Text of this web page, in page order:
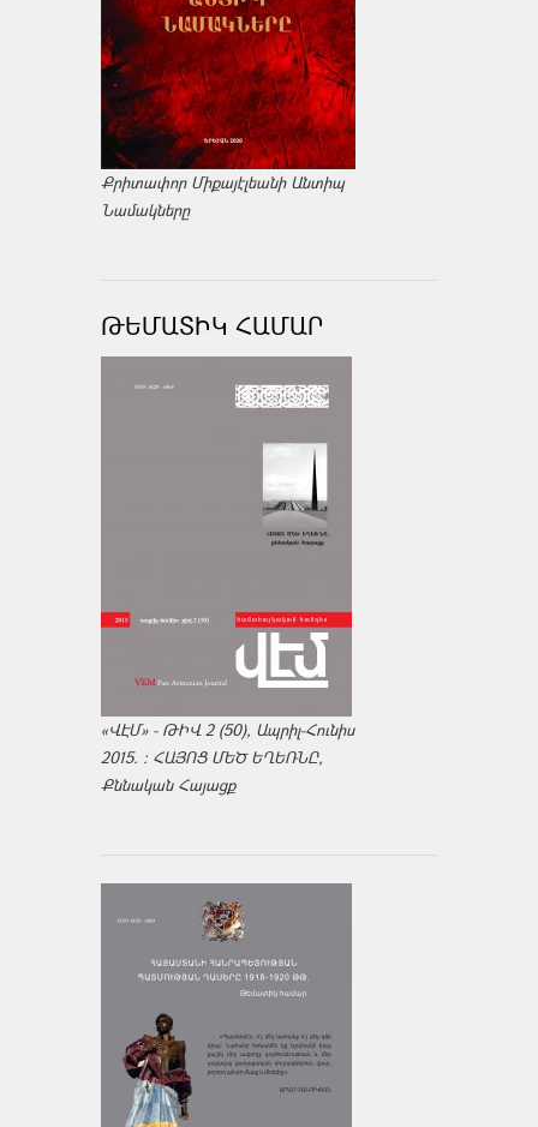
Քրիտափոր Միքայէլեանի Անտիպ
Նամակները
ԹԵՄԱՏԻԿ ՀԱՄԱՐ
«ՎԷՄ» - ԹԻՎ 2 (50), Ապրիլ-Հունիս
2015. : ՀԱՅՈՑ ՄԵԾ ԵՂԵՌՆԸ,
Քննական Հայացք